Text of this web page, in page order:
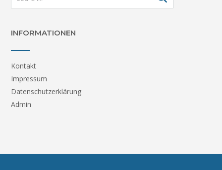
INFORMATIONEN
Kontakt
Impressum
Datenschutzerklärung
Admin